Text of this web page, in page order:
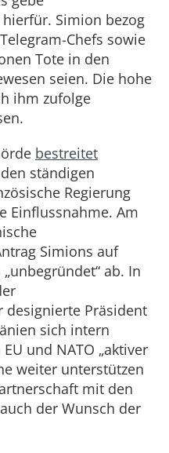
hierfür. Simion bezog
Chefs sowie
Tote in den
seien. Die hohe
ihm zufolge
bestreitet
ständigen
Regierung
Einflussnahme. Am
Simions auf
ab. In
designierte Präsident
sich intern
und NATO „aktiver
weiter unterstützen
mit den
der Wunsch der